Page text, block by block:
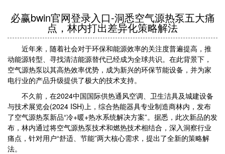
必赢bwin官网登录入口-洞悉空气源热泵五大痛
点，林内打出差异化策略解法
近年来，随着社会对于环保和能源效率的关注度普遍提高，推
动能源转型、寻找清洁能源替代已经成为全球共识。在此背景下，
空气源热泵以其高热效率优势，成为新兴的环保节能设备，并为家
电行业的产品升级提供了极大的技术支持。
不久前，在2024中国国际供热通风空调、卫生洁具及城建设备
与技术展览会(2024 ISH)上，综合热能器具专业制造商林内，发布
了空气源热泵新品“冷+暖+热水系统解决方案”。据悉，此次新品的发
布，林内通过将空气源热泵技术和燃热技术相结合，深入洞察行业
痛点，针对用户“舒适、节能”两大核心需求，提出了全新的策略解
法。